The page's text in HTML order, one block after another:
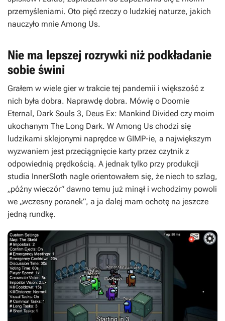
przemyśleniami. Oto pięć rzeczy o ludzkiej naturze, jakich
nauczyło mnie Among Us.
Nie ma lepszej rozrywki niż podkładanie
sobie świni
Grałem w wiele gier w trakcie tej pandemii i większość z
nich była dobra. Naprawdę dobra. Mówię o Doomie
Eternal , Dark Souls 3, Deus Ex: Mankind Divided czy moim
ukochanym The Long Dark. W Among Us chodzi się
ludzikami sklejonymi naprędce w GIMP-ie, a największym
wyzwaniem jest przeciągnięcie karty przez czytnik z
odpowiednią prędkością. A jednak tylko przy produkcji
studia InnerSloth nagle orientowałem się, że niech to szlag,
„późny wieczór” dawno temu już minął i wchodzimy powoli
we „wczesny poranek”, a ja dalej mam ochotę na jeszcze
jedną rundkę.